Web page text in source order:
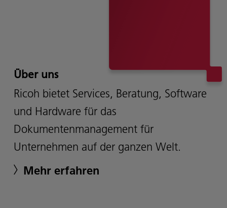
Über uns
Ricoh bietet Services, Beratung, Software
und Hardware für das
Dokumentenmanagement für
Unternehmen auf der ganzen Welt.
Mehr erfahren